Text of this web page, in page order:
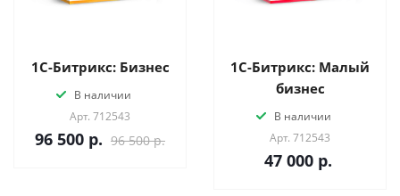
1С-Битрикс: Бизнес
В наличии
Арт. 712543
96 500 р. 96 500 р.
1С-Битрикс: Малый
бизнес
В наличии
Арт. 712543
47 000 р.